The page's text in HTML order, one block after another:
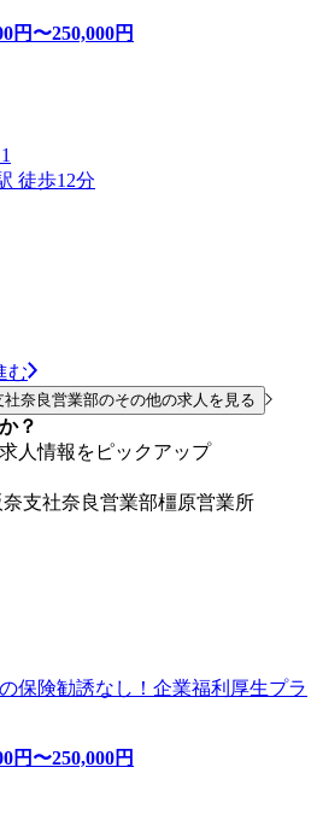
円〜250,000円
徒歩12分
む
奈良営業部のその他の求人を見る
？
人情報をピックアップ
支社奈良営業部橿原営業所
保険勧誘なし！企業福利厚生プラ
円〜250,000円